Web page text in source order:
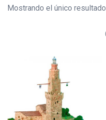
Mostrando el único resultado